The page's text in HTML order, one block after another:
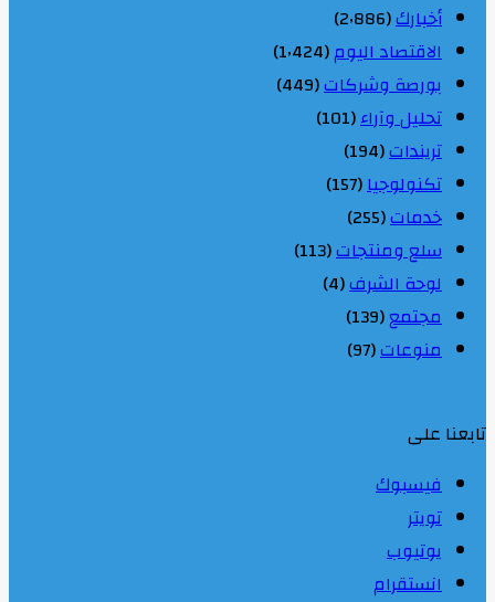
أخبارك(2٬886)
الاقتصاد اليوم(1٬424)
بورصة وشركات(449)
تحليل وآراء(101)
تريندات(194)
تكنولوجيا(157)
خدمات(255)
سلع ومنتجات(113)
لوحة الشرف(4)
مجتمع(139)
منوعات(97)
تابعنا على
فيسبوك
تويتر
يوتيوب
انستقرام